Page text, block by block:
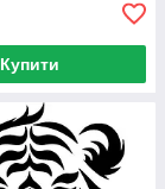
Купити